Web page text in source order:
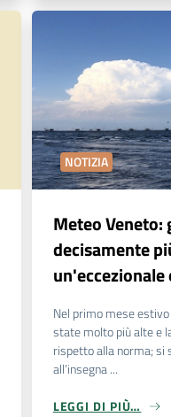
NOTIZIA
Meteo
decisamente
Nel primo mese
state molto più alte e
rispetto alla norma; si
all’insegna ...
LEGGI DI PIÙ…